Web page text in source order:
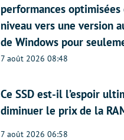
performances
niveau vers une version
de Windows pour
7 août 2026 08:48
Ce SSD est-il l’espoir
diminuer le prix de la
7 août 2026 06:58